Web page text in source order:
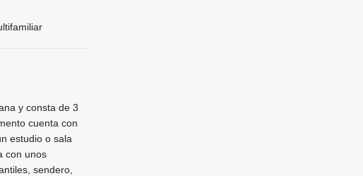
y consta de 3
cuenta con
estudio o sala
con unos
sendero,